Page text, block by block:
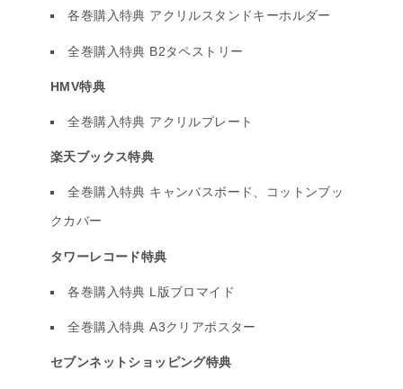
各巻購入特典 アクリルスタンドキーホルダー
全巻購入特典 B2タペストリー
HMV特典
全巻購入特典 アクリルプレート
楽天ブックス特典
全巻購入特典 キャンバスボード、コットンブッ
クカバー
タワーレコード特典
各巻購入特典 L版ブロマイド
全巻購入特典 A3クリアポスター
セブンネットショッピング特典